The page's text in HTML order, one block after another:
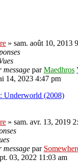
» sam. août 10, 2013
message parMaedhros
14, 2023 4:47 pm
Underworld (2008)
» sam. avr. 13, 2019
message par
03, 2022 11:03 am